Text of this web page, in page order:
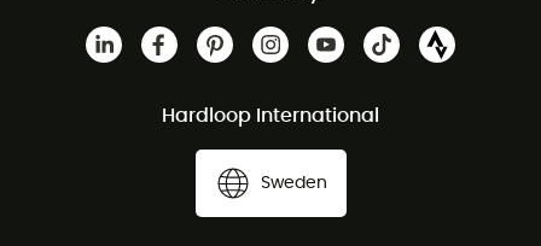
Hardloop International
Sweden